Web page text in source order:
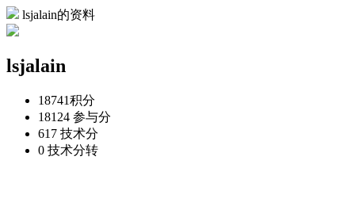
lsjalain的资料
lsjalain
18741积分
18124 参与分
617 技术分
0 技术分转